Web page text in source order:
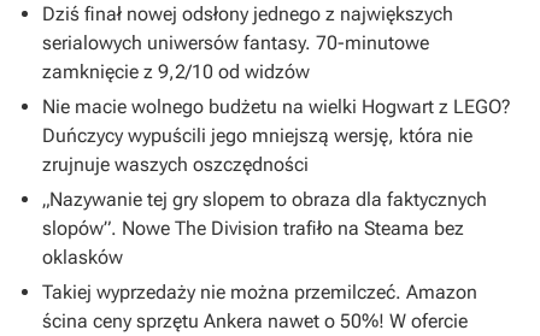
Dziś finał nowej odsłony jednego z największych
serialowych uniwersów fantasy. 70-minutowe
zamknięcie z 9,2/10 od widzów
Nie macie wolnego budżetu na wielki Hogwart z LEGO?
Duńczycy wypuścili jego mniejszą wersję, która nie
zrujnuje waszych oszczędności
„Nazywanie tej gry slopem to obraza dla faktycznych
slopów”. Nowe The Division trafiło na Steama bez
oklasków
Takiej wyprzedaży nie można przemilczeć. Amazon
ścina ceny sprzętu Ankera nawet o 50%! W ofercie